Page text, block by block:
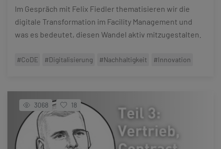
Im Gespräch mit Felix Fiedler thematisieren wir die
digitale Transformation im Facility Management und
was es bedeutet, diesen Wandel aktiv mitzugestalten.
#CoDE #Digitalisierung #Nachhaltigkeit #Innovation
3068 18